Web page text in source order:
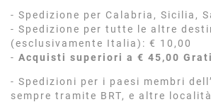
- Spedizione per Calabria, Sicilia,
- Spedizione per tutte le altre
(esclusivamente Italia): € 10,00
- Acquisti superiori a € 45,00
- Spedizioni per i paesi membri
sempre tramite BRT, e altre